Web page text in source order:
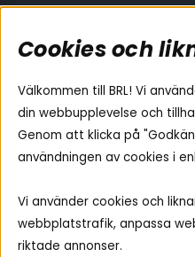
Områden
Billjud
Hemmaljud
Medarbetare
Vad passar i min bil
Yamaha Musiccast
Ljud till A-traktorn
Ljud till båten
Ljud till lastbil
Cookies och
Välkommen till BRL! Vi
din webbupplevelse och
Genom att klicka på
användningen av cookies i
Vi använder cookies och
webbplatstrafik, anpassa
riktade annonser.